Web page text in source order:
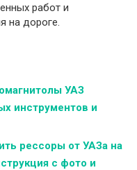
работ и
на дороге.
УАЗ
инструментов и
рессоры от УАЗа на
с фото и